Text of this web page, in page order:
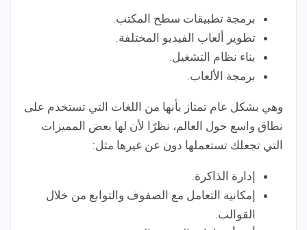
برمجة تطبيقات سطح المكتب.
تطوير ألعاب الفيديو المختلفة.
بناء نظام التشغيل.
برمجة الألعاب.
وهي بشكل عام تمتاز بأنها من اللغات التي تستخدم على
نطاق واسع حول العالم، نظرًا لأن لها بعض المميزات
التي تجعلك تستعملها دون عن غيرها مثل:
إدارة الذاكرة.
إمكانية التعامل مع الصفوف والتوابع من خلال
القوالب.